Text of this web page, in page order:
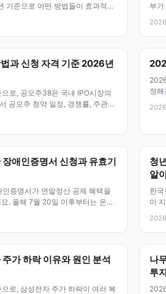
기준으로 어떤 방법들이 효과적이
부
과 신청 자격 기준 2026년
로, 공모주38은 국내 IPO시장의
공모주 청약 일정, 경쟁률, 주관사,
정
애인증명서 신청과 유효기
증명서가 연말정산 공제 혜택을
. 올해 7월 20일 이후부터는 온라
청
알
한
이
가 하락 이유와 원인 분석
로, 삼성전자 주가 하락이 여러 복
나
투